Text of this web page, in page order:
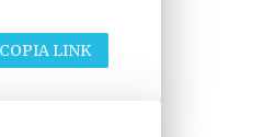
COPIA LINK